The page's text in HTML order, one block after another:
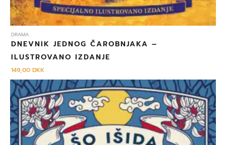
DRAMA
DNEVNIK JEDNOG ČAROBNJAKA –
ILUSTROVANO IZDANJE
149,00DKK